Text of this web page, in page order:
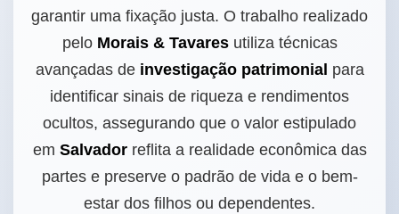
garantir uma fixação justa. O trabalho realizado
pelo Morais & Tavaresutiliza técnicas
avançadas de investigação patrimonial para
identificar sinais de riqueza e rendimentos
ocultos, assegurando que o valor estipulado
em Salvadorreflita a realidade econômica das
partes e preserve o padrão de vida e o bem-
estar dos filhos ou dependentes.